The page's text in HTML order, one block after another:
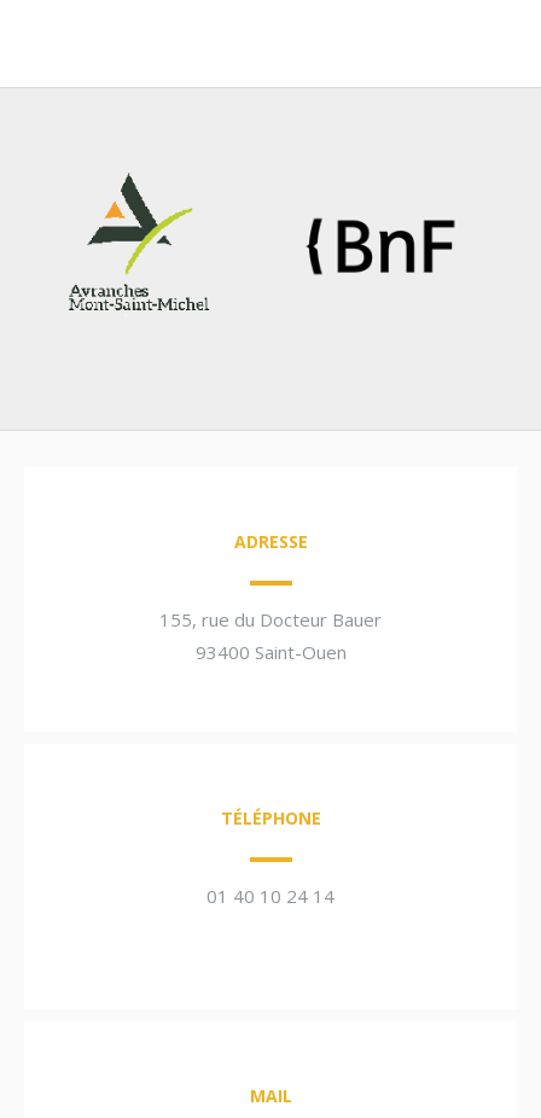
ADRESSE
155, rue du Docteur Bauer
93400 Saint-Ouen
TÉLÉPHONE
01 40 10 24 14
MAIL